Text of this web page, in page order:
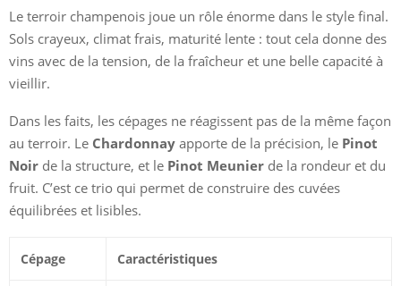
Le terroir champenois joue un rôle énorme dans le style final.
Sols crayeux, climat frais, maturité lente : tout cela donne des
vins avec de la tension, de la fraîcheur et une belle capacité à
vieillir.
Dans les faits, les cépages ne réagissent pas de la même façon
au terroir. Le Chardonnay apporte de la précision, le Pinot
Noir de la structure, et le Pinot Meunier de la rondeur et du
fruit. C’est ce trio qui permet de construire des cuvées
équilibrées et lisibles.
Cépage Caractéristiques